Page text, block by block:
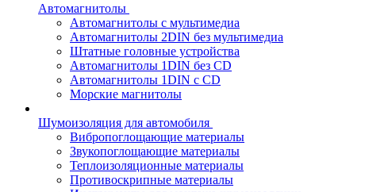
Автомагнитолы
Автомагнитолы с мультимедиа
Автомагнитолы 2DIN без мультимедиа
Штатные головные устройства
Автомагнитолы 1DIN без CD
Автомагнитолы 1DIN с CD
Морские магнитолы
Шумоизоляция для автомобиля
Вибропоглощающие материалы
Звукопоглощающие материалы
Теплоизоляционные материалы
Противоскрипные материалы